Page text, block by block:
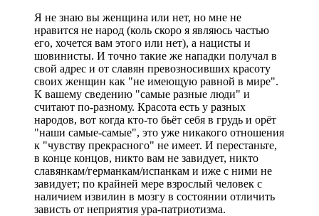
Я не знаю вы женщина или нет, но мне не
нравится не народ (коль скоро я являюсь частью
его, хочется вам этого или нет), а нацисты и
шовинисты. И точно такие же нападки получал в
свой адрес и от славян превозносивших красоту
своих женщин как "не имеющую равной в мире".
К вашему сведению "самые разные люди" и
считают по-разному. Красота есть у разных
народов, вот когда кто-то бьёт себя в грудь и орёт
"наши самые-самые", это уже никакого отношения
к "чувству прекрасного" не имеет. И перестаньте,
в конце концов, никто вам не завидует, никто
славянкам/германкам/испанкам и иже с ними не
завидует; по крайней мере взрослый человек с
наличием извилин в мозгу в состоянии отличить
зависть от неприятия ура-патриотизма.